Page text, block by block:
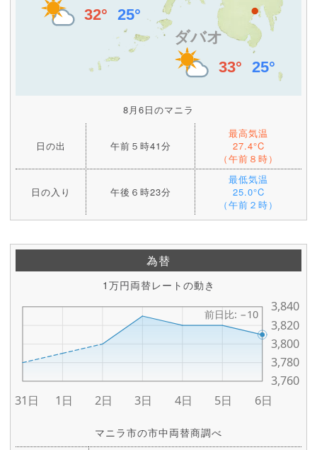
8月6日のマニラ
日の出 午前５時41分
最高気温
27.4°C
（午前８時）
日の入り 午後６時23分
最低気温
25.0°C
（午前２時）
為替
1万円両替レートの動き
マニラ市の市中両替商調べ